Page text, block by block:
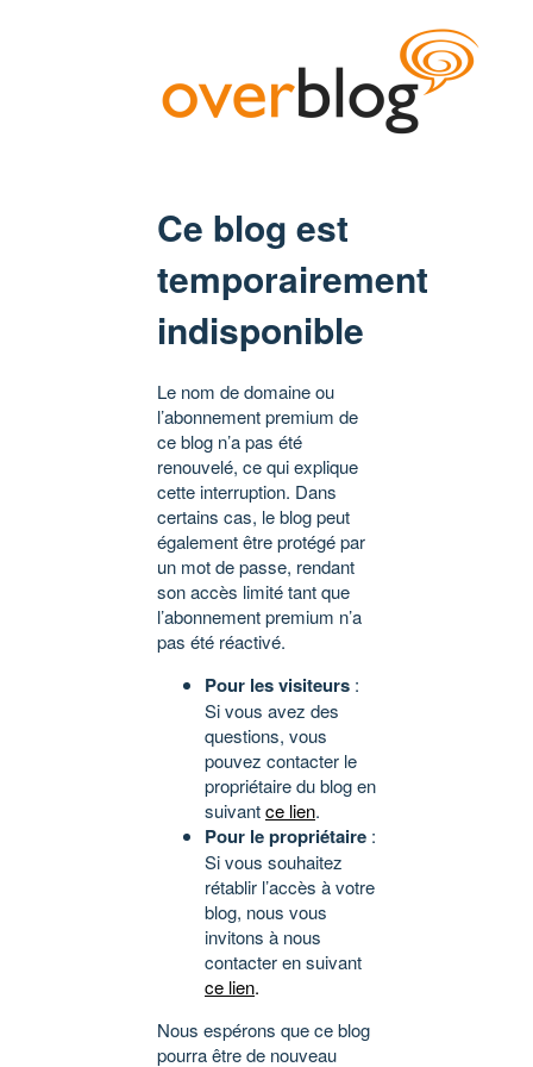
Ce blog est
temporairement
indisponible
Le nom de domaine ou
l’abonnement premium de
ce blog n’a pas été
renouvelé, ce qui explique
cette interruption. Dans
certains cas, le blog peut
également être protégé par
un mot de passe, rendant
son accès limité tant que
l’abonnement premium n’a
pas été réactivé.
Pour les visiteurs :
Si vous avez des
questions, vous
pouvez contacter le
propriétaire du blog en
suivantce lien.
Pour le propriétaire :
Si vous souhaitez
rétablir l’accès à votre
blog, nous vous
invitons à nous
contacter en suivant
ce lien.
Nous espérons que ce blog
pourra être de nouveau